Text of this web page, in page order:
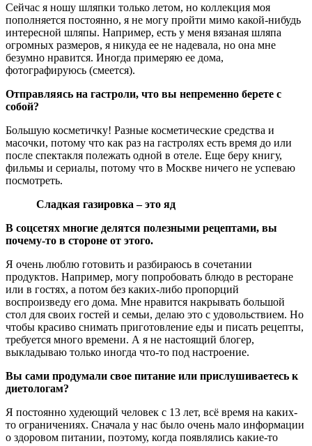
Сейчас я ношу шляпки только летом, но коллекция моя
пополняется постоянно, я не могу пройти мимо какой-нибудь
интересной шляпы. Например, есть у меня вязаная шляпа
огромных размеров, я никуда ее не надевала, но она мне
безумно нравится. Иногда примеряю ее дома,
фотографируюсь (смеется).
Отправляясь на гастроли, что вы непременно берете с
собой?
Большую косметичку! Разные косметические средства и
масочки, потому что как раз на гастролях есть время до или
после спектакля полежать одной в отеле. Еще беру книгу,
фильмы и сериалы, потому что в Москве ничего не успеваю
посмотреть.
Сладкая газировка – это яд
В соцсетях многие делятся полезными рецептами, вы
почему-то в стороне от этого.
Я очень люблю готовить и разбираюсь в сочетании
продуктов. Например, могу попробовать блюдо в ресторане
или в гостях, а потом без каких-либо пропорций
воспроизведу его дома. Мне нравится накрывать большой
стол для своих гостей и семьи, делаю это с удовольствием. Но
чтобы красиво снимать приготовление еды и писать рецепты,
требуется много времени. А я не настоящий блогер,
выкладываю только иногда что-то под настроение.
Вы сами продумали свое питание или прислушиваетесь к
диетологам?
Я постоянно худеющий человек с 13 лет, всё время на каких-
то ограничениях. Сначала у нас было очень мало информации
о здоровом питании, поэтому, когда появлялись какие-то